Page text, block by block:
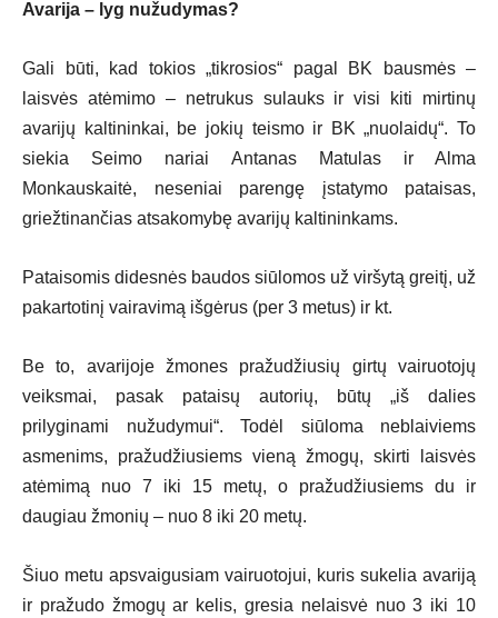
Avarija – lyg nužudymas?
Gali būti, kad tokios „tikrosios“ pagal BK bausmės –
laisvės atėmimo – netrukus sulauks ir visi kiti mirtinų
avarijų kaltininkai, be jokių teismo ir BK „nuolaidų“. To
siekia Seimo nariai Antanas Matulas ir Alma
Monkauskaitė, neseniai parengę įstatymo pataisas,
griežtinančias atsakomybę avarijų kaltininkams.
Pataisomis didesnės baudos siūlomos už viršytą greitį, už
pakartotinį vairavimą išgėrus (per 3 metus) ir kt.
Be to, avarijoje žmones pražudžiusių girtų vairuotojų
veiksmai, pasak pataisų autorių, būtų „iš dalies
prilyginami nužudymui“. Todėl siūloma neblaiviems
asmenims, pražudžiusiems vieną žmogų, skirti laisvės
atėmimą nuo 7 iki 15 metų, o pražudžiusiems du ir
daugiau žmonių – nuo 8 iki 20 metų.
Šiuo metu apsvaigusiam vairuotojui, kuris sukelia avariją
ir pražudo žmogų ar kelis, gresia nelaisvė nuo 3 iki 10